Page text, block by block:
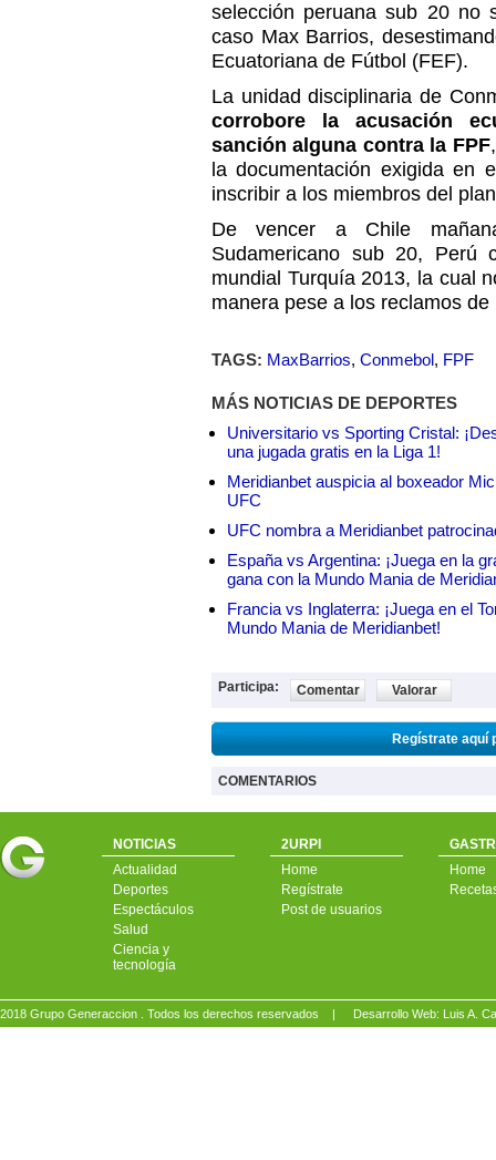
selección peruana sub 20 no
caso Max Barrios,
Ecuatoriana de Fútbol (FEF).
La unidad disciplinaria de
corrobore la acusación
sanción alguna contra la FPF
la documentación exigida en
inscribir a los miembros del
De vencer a Chile
Sudamericano sub 20, Perú
mundial Turquía 2013, la cual
manera pese a los reclamos
TAGS: MaxBarrios, Conmebol, FPF
MÁS NOTICIAS DE DEPORTES
Universitario vs Sporting Cristal:
una jugada gratis en la Liga 1!
Meridianbet auspicia al boxeador
UFC
UFC nombra a Meridianbet
España vs Argentina: ¡Juega en la
gana con la Mundo Mania de
Francia vs Inglaterra: ¡Juega en el
Mundo Mania de Meridianbet!
Participa: Comentar Valorar
Regístrate aquí
COMENTARIOS
NOTICIAS
Actualidad
Deportes
Espectáculos
Salud
Ciencia y
tecnología
2URPI
Home
Regístrate
Post de usuarios
Home
2018 Grupo Generaccion . Todos los derechos reservados | Desarrollo Web: Luis